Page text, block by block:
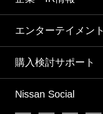
エンターテイメント
購入検討サポート
Nissan Social